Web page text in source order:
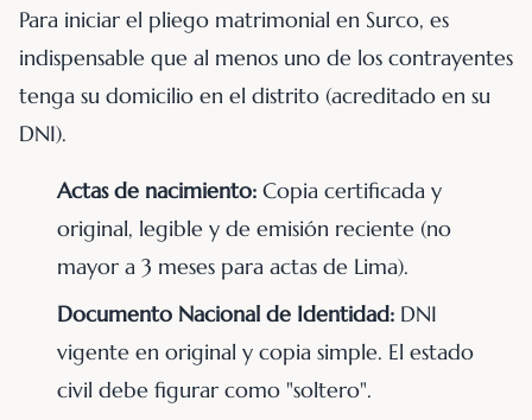
Para iniciar el pliego matrimonial en Surco, es
indispensable que al menos uno de los contrayentes
tenga su domicilio en el distrito (acreditado en su
DNI).
Actas de nacimiento: Copia certificada y
original, legible y de emisión reciente (no
mayor a 3 meses para actas de Lima).
Documento Nacional de Identidad: DNI
vigente en original y copia simple. El estado
civil debe figurar como "soltero".